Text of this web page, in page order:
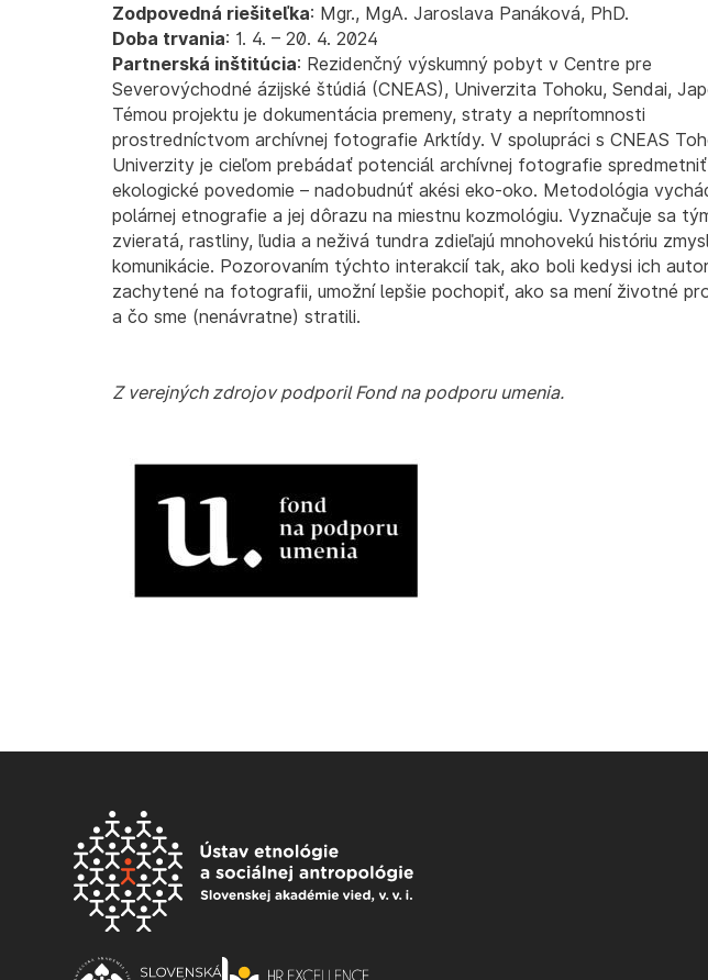
Zodpovedná riešiteľka: Mgr., MgA. Jaroslava Panáková, PhD.
Doba trvania: 1. 4. – 20. 4. 2024
Partnerská inštitúcia: Rezidenčný výskumný pobyt v Centre pre
Severovýchodné ázijské štúdiá (CNEAS), Univerzita Tohoku, Sendai,
Témou projektu je dokumentácia premeny, straty a neprítomnosti
prostredníctvom archívnej fotografie Arktídy. V spolupráci s CNEAS
Univerzity je cieľom prebádať potenciál archívnej fotografie spredmetniť
ekologické povedomie – nadobudnúť akési eko-oko. Metodológia
polárnej etnografie a jej dôrazu na miestnu kozmológiu. Vyznačuje sa
zvieratá, rastliny, ľudia a neživá tundra zdieľajú mnohovekú históriu
komunikácie. Pozorovaním týchto interakcií tak, ako boli kedysi ich
zachytené na fotografii, umožní lepšie pochopiť, ako sa mení životné
a čo sme (nenávratne) stratili.
Z verejných zdrojov podporil Fond na podporu umenia.